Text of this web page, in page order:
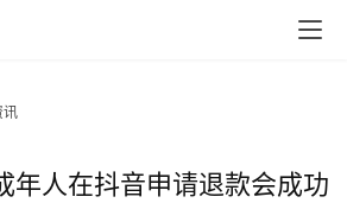
讯
年人在抖音申请退款会成功